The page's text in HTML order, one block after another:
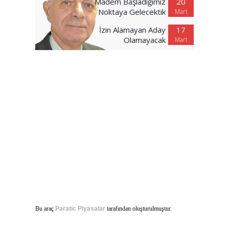
Mart
Noktaya Gelecektik
17
Mart
İzin Alamayan Aday
Olamayacak
Bu araç Paratic Piyasalar tarafından oluşturulmuştur.